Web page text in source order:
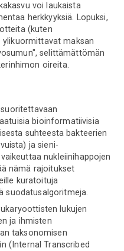
voi laukaista
herkkyyksiä. Lopuksi,
(kuten
maksan
selittämättömän
oireita.
bioinformatiivisia
suhteesta bakteerien
ja sieni-
nukleiinihappojen
nämä rajoitukset
kuratoituja
suodatusalgoritmeja.
lukujen
ja ihmisten
taksonomisen
(Internal Transcribed